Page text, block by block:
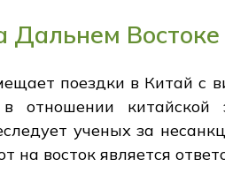
Дальнем
поездки в Китай с
в отношении
ученых за
на восток является